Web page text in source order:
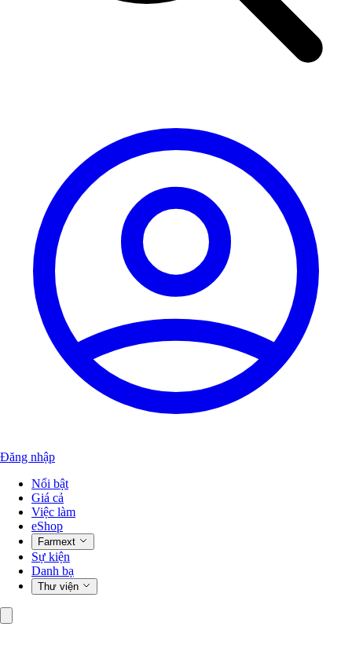
Đăng nhập
Nổi bật
Giá cả
Việc làm
eShop
Farmext
Sự kiện
Danh bạ
Thư viện